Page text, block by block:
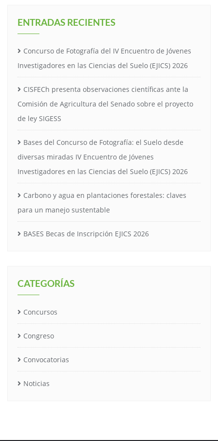
ENTRADAS RECIENTES
Concurso de Fotografía del IV Encuentro de Jóvenes
Investigadores en las Ciencias del Suelo (EJICS) 2026
CISFECh presenta observaciones científicas ante la
Comisión de Agricultura del Senado sobre el proyecto
de ley SIGESS
Bases del Concurso de Fotografía: el Suelo desde
diversas miradas IV Encuentro de Jóvenes
Investigadores en las Ciencias del Suelo (EJICS) 2026
Carbono y agua en plantaciones forestales: claves
para un manejo sustentable
BASES Becas de Inscripción EJICS 2026
CATEGORÍAS
Concursos
Congreso
Convocatorias
Noticias